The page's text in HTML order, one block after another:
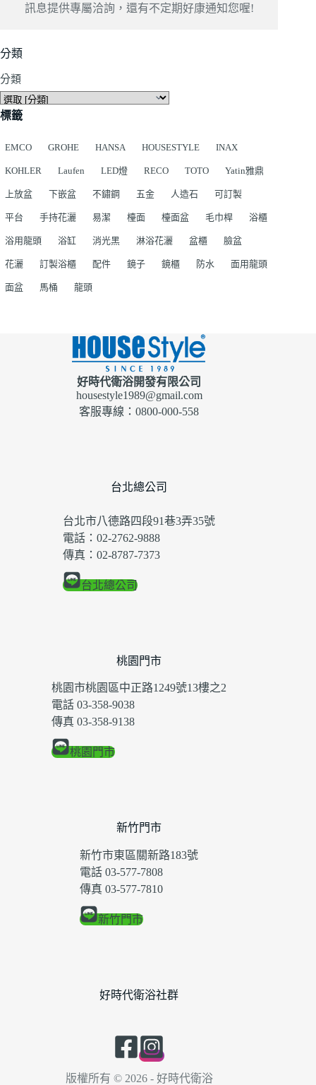
訊息提供專屬洽詢，還有不定期好康通知您喔!
分類
分類
標籤
EMCO GROHE HANSA HOUSESTYLE INAX
KOHLER Laufen LED燈 RECO TOTO Yatin雅鼎
上放盆 下嵌盆 不鏽鋼 五金 人造石 可訂製
平台 手持花灑 易潔 檯面 檯面盆 毛巾桿 浴櫃
浴用龍頭 浴缸 消光黑 淋浴花灑 盆櫃 臉盆
花灑 訂製浴櫃 配件 鏡子 鏡櫃 防水 面用龍頭
面盆 馬桶 龍頭
好時代衛浴開發有限公司
housestyle1989@gmail.com
客服專線：0800-000-558
台北總公司
台北市八德路四段91巷3弄35號
電話：02-2762-9888
傳真：02-8787-7373
台北總公司
桃園門市
桃園市桃園區中正路1249號13樓之2
電話 03-358-9038
傳真 03-358-9138
桃園門市
新竹門市
新竹市東區關新路183號
電話 03-577-7808
傳真 03-577-7810
新竹門市
好時代衛浴社群
版權所有 © 2026 - 好時代衛浴